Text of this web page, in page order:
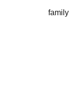
family